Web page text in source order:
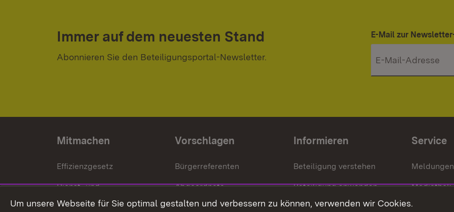
Immer auf dem neuesten Stand
Abonnieren Sie den Beteiligungsportal-Newsletter.
E-Mail zur
Mitmachen
Effizienzgesetz
Dienst- und
Versorgungsbezüge
Vorschlagen
Bürgerreferenten
Abgeordnete
Bürgerbeauftragte
Informieren
Beteiligung verstehen
Beteiligung anwenden
Beteiligung stärken
Service
Meldungen
Mediathek
Um unsere Webseite für Sie optimal gestalten und verbessern zu können, verwenden wir Cookies.